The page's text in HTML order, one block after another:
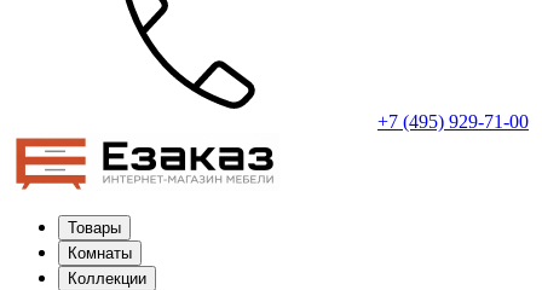
+7 (495) 929-71-00
Товары
Комнаты
Коллекции